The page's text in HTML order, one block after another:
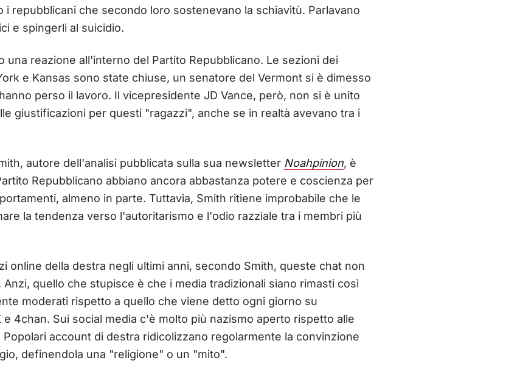
i repubblicani che secondo loro sostenevano la schiavitù. Parlavano
e spingerli al suicidio.
una reazione all'interno del Partito Repubblicano. Le sezioni dei
e Kansas sono state chiuse, un senatore del Vermont si è dimesso
perso il lavoro. Il vicepresidente JD Vance, però, non si è unito
giustificazioni per questi "ragazzi", anche se in realtà avevano tra i
autore dell'analisi pubblicata sulla sua newsletter Noahpinion, è
Repubblicano abbiano ancora abbastanza potere e coscienza per
almeno in parte. Tuttavia, Smith ritiene improbabile che le
la tendenza verso l'autoritarismo e l'odio razziale tra i membri più
online della destra negli ultimi anni, secondo Smith, queste chat non
quello che stupisce è che i media tradizionali siano rimasti così
moderati rispetto a quello che viene detto ogni giorno su
4chan. Sui social media c'è molto più nazismo aperto rispetto alle
Popolari account di destra ridicolizzano regolarmente la convinzione
definendola una "religione" o un "mito".